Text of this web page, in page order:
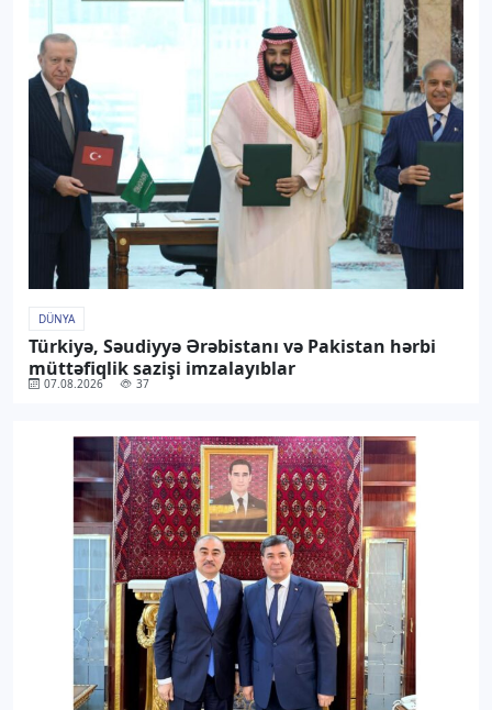
DÜNYA
Türkiyə, Səudiyyə Ərəbistanı və Pakistan hərbi
müttəfiqlik sazişi imzalayıblar
07.08.2026 37